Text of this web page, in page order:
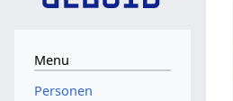
Menu
Personen